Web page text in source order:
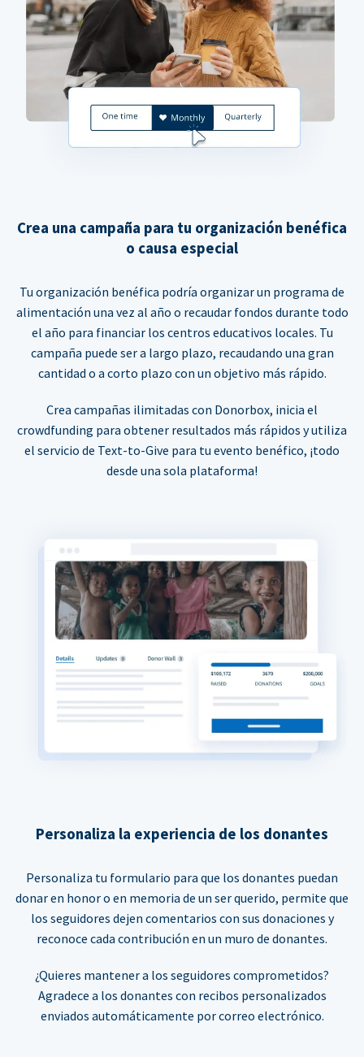
Crea una campaña para tu organización benéfica
o causa especial
Tu organización benéfica podría organizar un programa de
alimentación una vez al año o recaudar fondos durante todo
el año para financiar los centros educativos locales. Tu
campaña puede ser a largo plazo, recaudando una gran
cantidad o a corto plazo con un objetivo más rápido.
Crea campañas ilimitadas con Donorbox, inicia el
crowdfunding para obtener resultados más rápidos y utiliza
el servicio de Text-to-Give para tu evento benéfico, ¡todo
desde una sola plataforma!
Personaliza la experiencia de los donantes
Personaliza tu formulario para que los donantes puedan
donar en honor o en memoria de un ser querido, permite que
los seguidores dejen comentarios con sus donaciones y
reconoce cada contribución en un muro de donantes.
¿Quieres mantener a los seguidores comprometidos?
Agradece a los donantes con recibos personalizados
enviados automáticamente por correo electrónico.